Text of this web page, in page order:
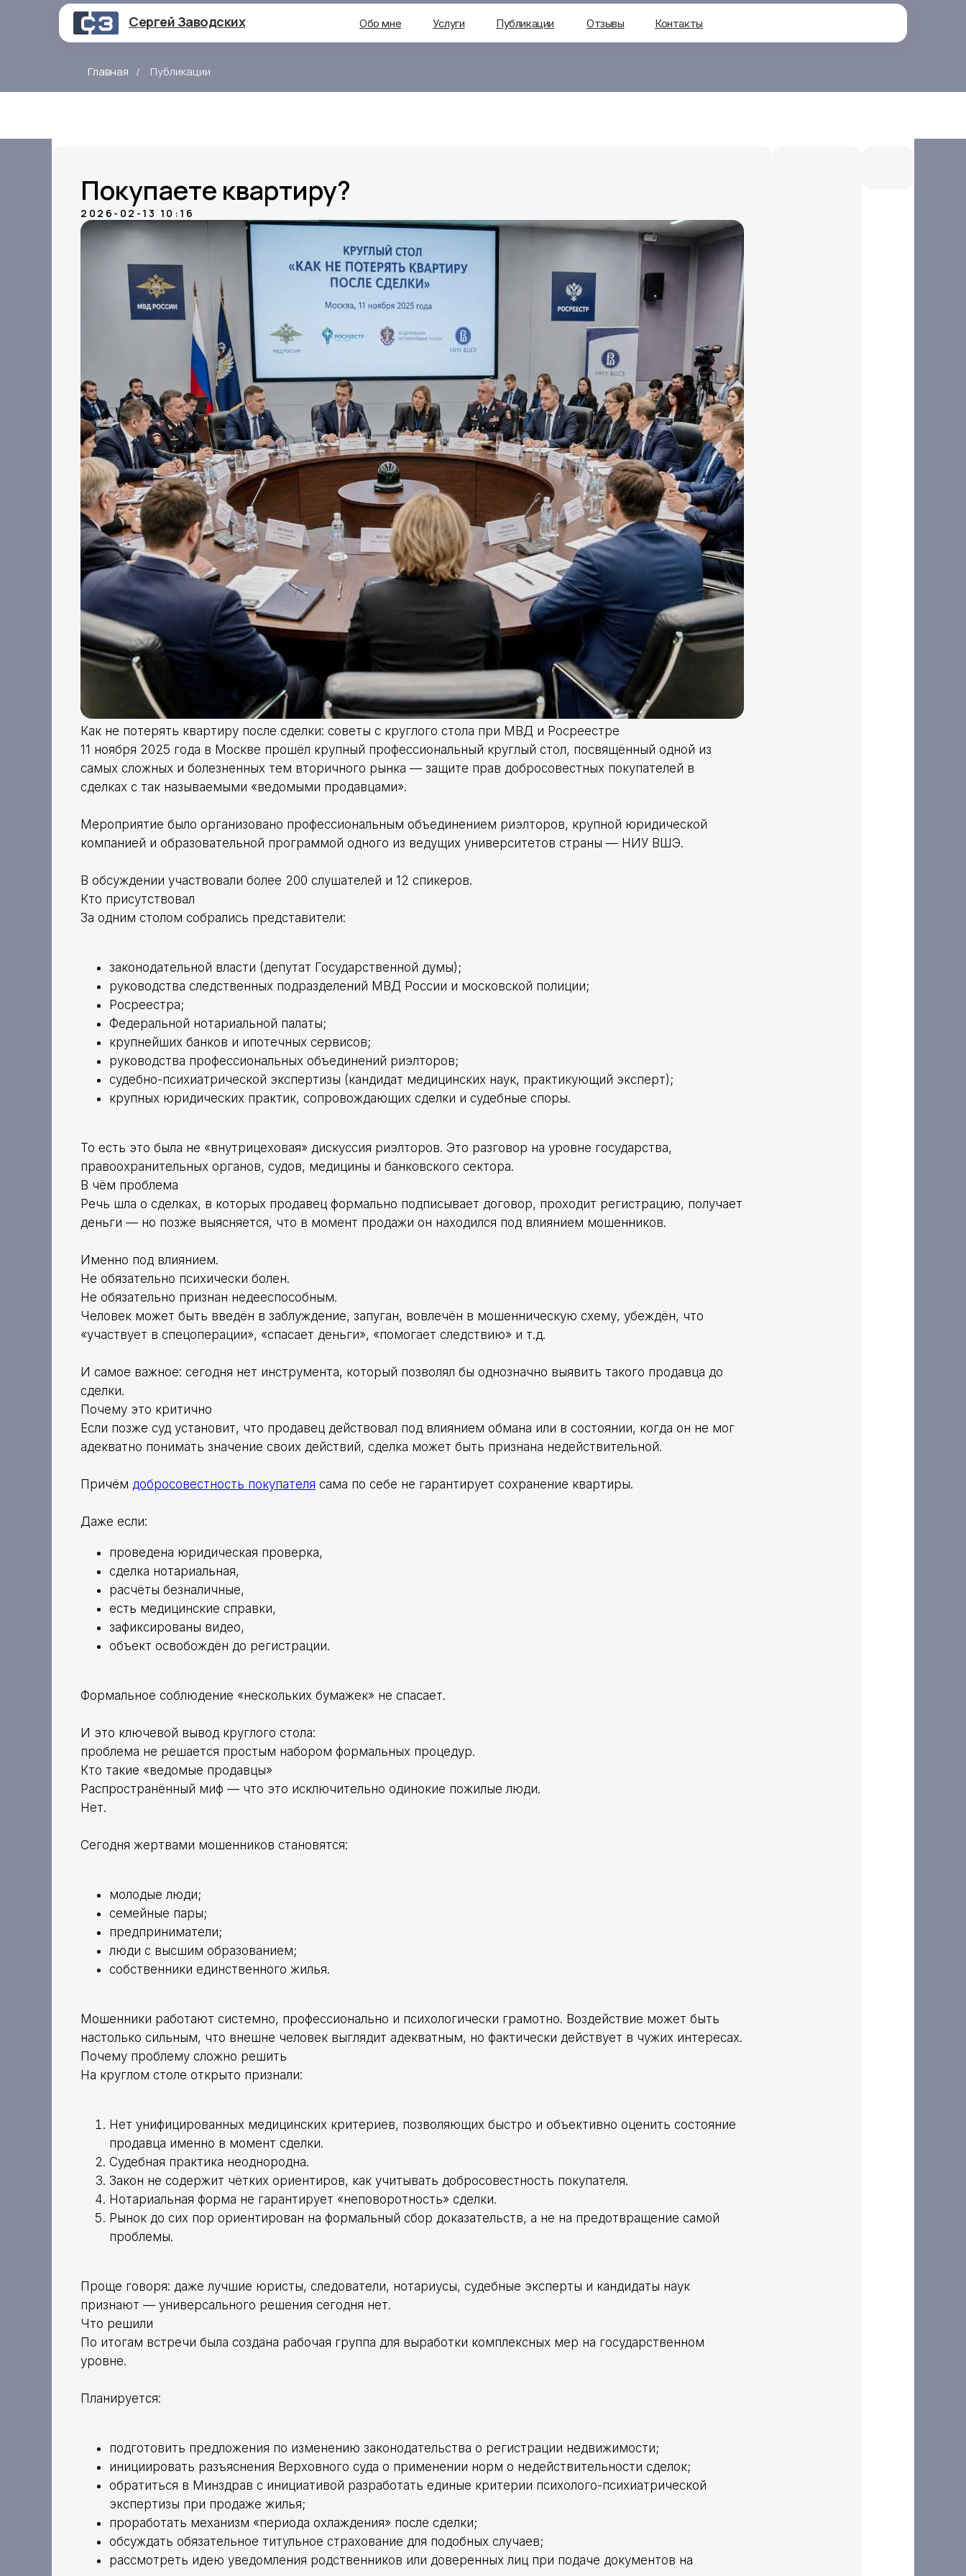
Контакты
Отзывы
Публикации
Услуги
Обо мне
Сергей Заводских
Главная / Публикации
Покупаете квартиру?
2026-02-13 10:16
Как не потерять квартиру после сделки: советы с круглого стола при МВД и Росреестре
11 ноября 2025 года в Москве прошёл крупный профессиональный круглый стол, посвящённый одной из
самых сложных и болезненных тем вторичного рынка — защите прав добросовестных покупателей в
сделках с так называемыми «ведомыми продавцами».
Мероприятие было организовано профессиональным объединением риэлторов, крупной юридической
компанией и образовательной программой одного из ведущих университетов страны — НИУ ВШЭ.
В обсуждении участвовали более 200 слушателей и 12 спикеров.
Кто присутствовал
За одним столом собрались представители:
законодательной власти (депутат Государственной думы);
руководства следственных подразделений МВД России и московской полиции;
Росреестра;
Федеральной нотариальной палаты;
крупнейших банков и ипотечных сервисов;
руководства профессиональных объединений риэлторов;
судебно-психиатрической экспертизы (кандидат медицинских наук, практикующий эксперт);
крупных юридических практик, сопровождающих сделки и судебные споры.
То есть это была не «внутрицеховая» дискуссия риэлторов. Это разговор на уровне государства,
правоохранительных органов, судов, медицины и банковского сектора.
В чём проблема
Речь шла о сделках, в которых продавец формально подписывает договор, проходит регистрацию, получает
деньги — но позже выясняется, что в момент продажи он находился под влиянием мошенников.
Именно под влиянием.
Не обязательно психически болен.
Не обязательно признан недееспособным.
Человек может быть введён в заблуждение, запуган, вовлечён в мошенническую схему, убеждён, что
«участвует в спецоперации», «спасает деньги», «помогает следствию» и т.д.
И самое важное: сегодня нет инструмента, который позволял бы однозначно выявить такого продавца до
сделки.
Почему это критично
Если позже суд установит, что продавец действовал под влиянием обмана или в состоянии, когда он не мог
адекватно понимать значение своих действий, сделка может быть признана недействительной.
Причём добросовестность покупателя сама по себе не гарантирует сохранение квартиры.
Даже если:
проведена юридическая проверка,
сделка нотариальная,
расчёты безналичные,
есть медицинские справки,
зафиксированы видео,
объект освобождён до регистрации.
Формальное соблюдение «нескольких бумажек» не спасает.
И это ключевой вывод круглого стола:
проблема не решается простым набором формальных процедур.
Кто такие «ведомые продавцы»
Распространённый миф — что это исключительно одинокие пожилые люди.
Нет.
Сегодня жертвами мошенников становятся:
молодые люди;
семейные пары;
предприниматели;
люди с высшим образованием;
собственники единственного жилья.
Мошенники работают системно, профессионально и психологически грамотно. Воздействие может быть
настолько сильным, что внешне человек выглядит адекватным, но фактически действует в чужих интересах.
Почему проблему сложно решить
На круглом столе открыто признали:
Нет унифицированных медицинских критериев, позволяющих быстро и объективно оценить состояние
продавца именно в момент сделки.
Судебная практика неоднородна.
Закон не содержит чётких ориентиров, как учитывать добросовестность покупателя.
Нотариальная форма не гарантирует «неповоротность» сделки.
Рынок до сих пор ориентирован на формальный сбор доказательств, а не на предотвращение самой
проблемы.
Проще говоря: даже лучшие юристы, следователи, нотариусы, судебные эксперты и кандидаты наук
признают — универсального решения сегодня нет.
Что решили
По итогам встречи была создана рабочая группа для выработки комплексных мер на государственном
уровне.
Планируется:
подготовить предложения по изменению законодательства о регистрации недвижимости;
инициировать разъяснения Верховного суда о применении норм о недействительности сделок;
обратиться в Минздрав с инициативой разработать единые критерии психолого-психиатрической
экспертизы при продаже жилья;
проработать механизм «периода охлаждения» после сделки;
обсуждать обязательное титульное страхование для подобных случаев;
рассмотреть идею уведомления родственников или доверенных лиц при подаче документов на